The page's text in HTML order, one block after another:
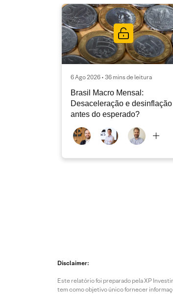
6 Ago 2026 • 36 mins de leitura
Brasil Macro Mensal:
Desaceleração e desinflação
antes do esperado?
Disclaimer:
Este relatório foi preparado pela XP
tem como objetivo único fornecer